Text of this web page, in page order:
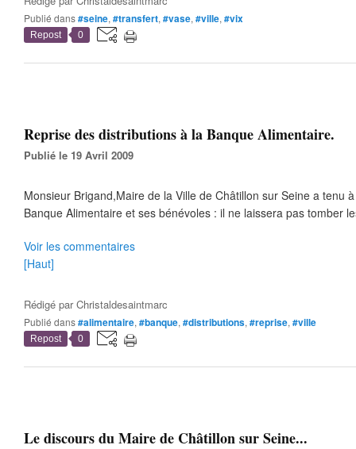
Publié dans#seine, #transfert, #vase, #ville, #vix
Repost 0
Reprise des distributions à la Banque Alimentaire.
Publié le 19 Avril 2009
Monsieur Brigand,Maire de la Ville de Châtillon sur Seine a tenu
Banque Alimentaire et ses bénévoles : il ne laissera pas tomber
Voir les commentaires
[Haut]
Rédigé parChristaldesaintmarc
Publié dans#alimentaire, #banque, #distributions, #reprise, #ville
Repost 0
Le discours du Maire de Châtillon sur Seine...